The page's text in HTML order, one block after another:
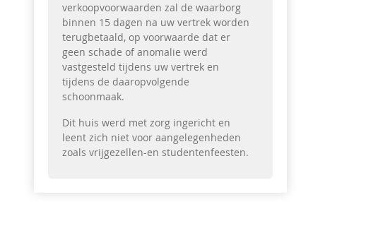
verkoopvoorwaarden zal de waarborg
binnen 15 dagen na uw vertrek worden
terugbetaald, op voorwaarde dat er
geen schade of anomalie werd
vastgesteld tijdens uw vertrek en
tijdens de daaropvolgende
schoonmaak.
Dit huis werd met zorg ingericht en
leent zich niet voor aangelegenheden
zoals vrijgezellen-en studentenfeesten.